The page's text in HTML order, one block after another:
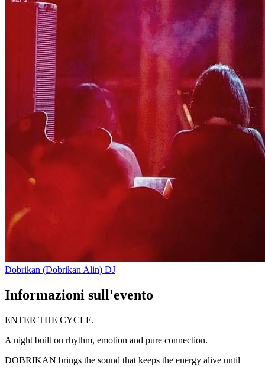
Dobrikan (Dobrikan Alin) DJ
Informazioni sull'evento
ENTER THE CYCLE.
A night built on rhythm, emotion and pure connection.
DOBRIKAN brings the sound that keeps the energy alive until